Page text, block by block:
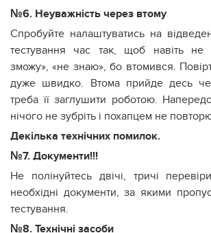
№6. Неуважність через втому
Спробуйте налаштуватись на
тестування час так, щоб навіть
зможу», «не знаю», бо втомився.
дуже швидко. Втома прийде десь
треба її заглушити роботою.
нічого не зубріть і похапцем не
Декілька технічних помилок.
№7. Документи!!!
Не полінуйтесь двічі, тричі
необхідні документи, за якими
тестування.
№8. Технічні засоби